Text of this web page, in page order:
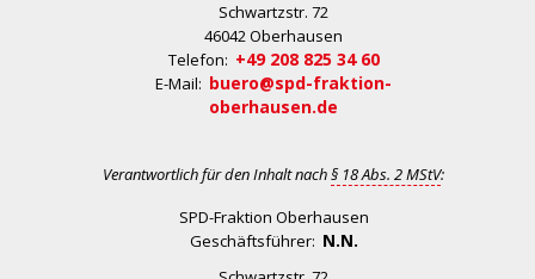
Schwartzstr. 72
46042 Oberhausen
Telefon: +49 208 825 34 60
E-Mail: buero@spd-fraktion-
oberhausen.de
Verantwortlich für den Inhalt nach§ 18 Abs. 2 MStV:
SPD-Fraktion Oberhausen
Geschäftsführer: N.N.